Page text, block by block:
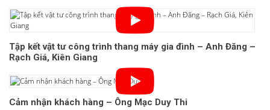
Tập kết vật tư công trình thang máy gia đình – Anh Đăng –
Rạch Giá, Kiên Giang
Cảm nhận khách hàng – Ông Mạc Duy Thi